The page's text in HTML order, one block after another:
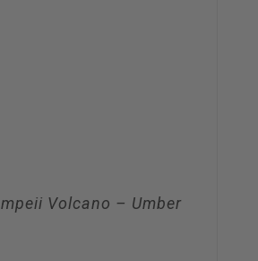
Volcano – Umber